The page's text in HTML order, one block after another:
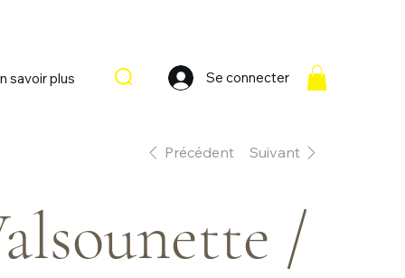
savoir plus Se connecter
Précédent Suivant
/